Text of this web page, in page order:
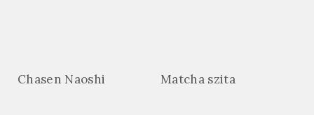
Chasen Naoshi Matcha szita